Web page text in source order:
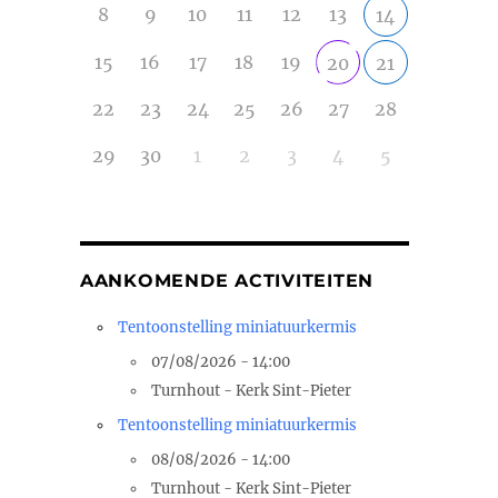
8 9 10 11 12 13 14
15 16 17 18 19 20 21
22 23 24 25 26 27 28
29 30 1 2 3 4 5
AANKOMENDE ACTIVITEITEN
Tentoonstelling miniatuurkermis
07/08/2026 - 14:00
Turnhout - Kerk Sint-Pieter
Tentoonstelling miniatuurkermis
08/08/2026 - 14:00
Turnhout - Kerk Sint-Pieter